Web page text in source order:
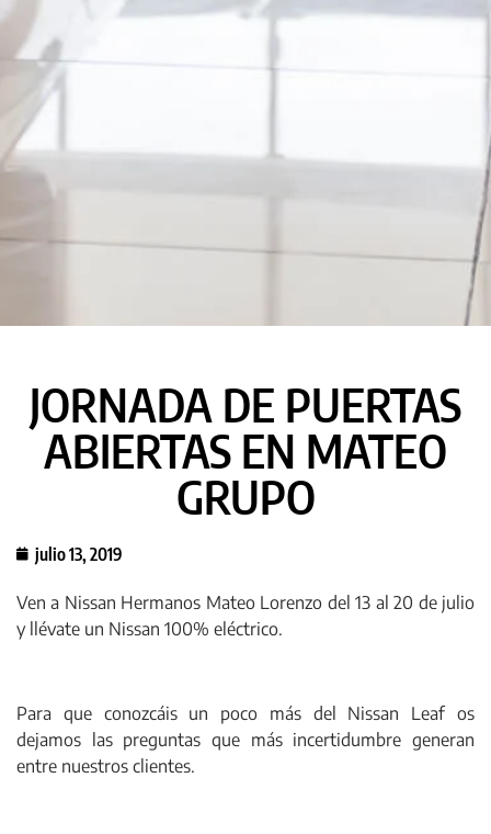
JORNADA DE PUERTAS
ABIERTAS EN MATEO
GRUPO
julio 13, 2019
Ven a Nissan Hermanos Mateo Lorenzo del 13 al 20 de julio
y llévate un Nissan 100% eléctrico.
Para que conozcáis un poco más del Nissan Leaf os
dejamos las preguntas que más incertidumbre generan
entre nuestros clientes.